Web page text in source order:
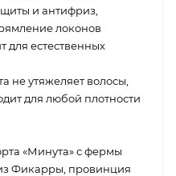
и антифриз,
локонов
для естественных
не утяжеляет волосы,
для любой плотности
«Минута» с фермы
Фикарры, провинция